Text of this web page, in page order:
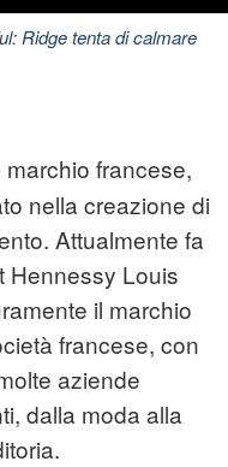
Ridge tenta di calmare
francese,
nella creazione di
Attualmente fa
Hennessy Louis
il marchio
francese, con
aziende
dalla moda alla